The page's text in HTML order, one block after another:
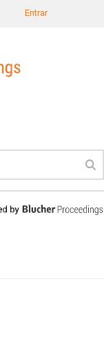
Entrar